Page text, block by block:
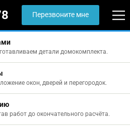
Перезвоните мне
детали домокомплекта.
окон, дверей и перегородок.
работ до окончательного расчёта.